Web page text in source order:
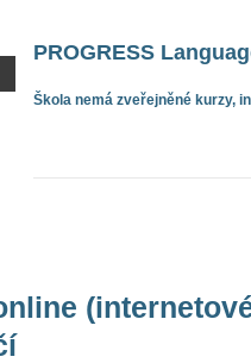
PROGRESS
Škola nemá zveřejněné kurzy,